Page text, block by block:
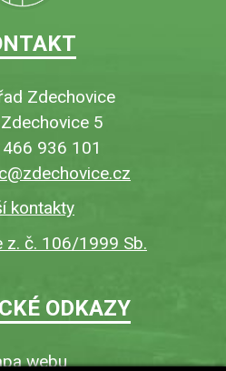
Zdechovice
5
936 101
kontakty
z. č. 106/1999 Sb.
ODKAZY
webu